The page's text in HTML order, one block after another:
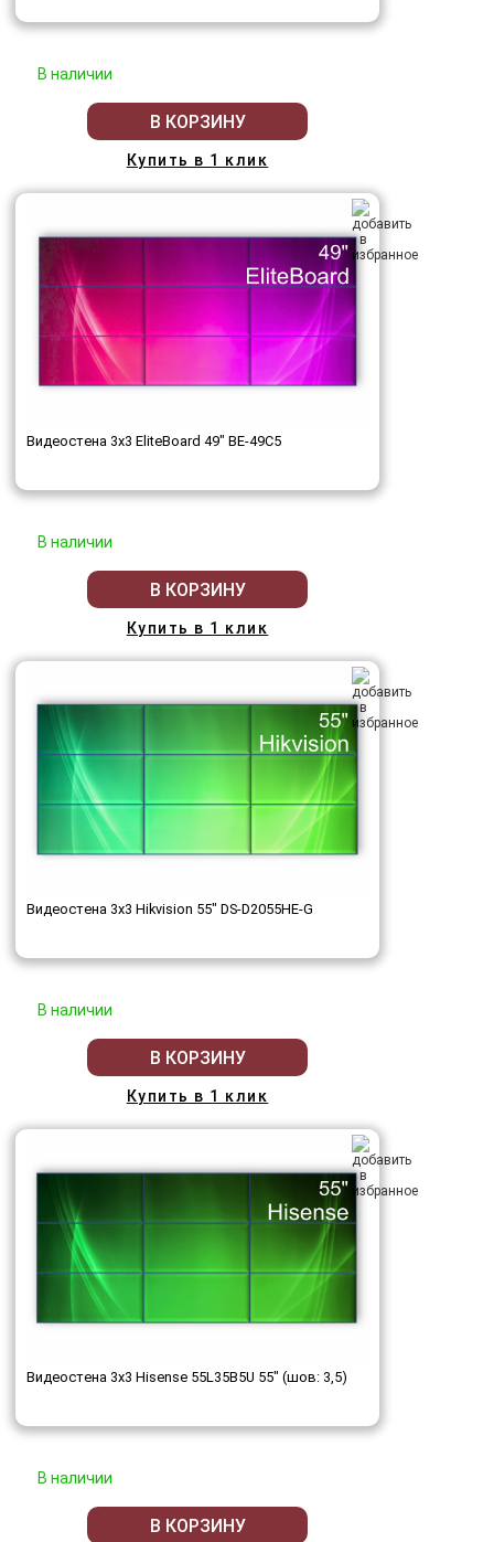
В наличии
В КОРЗИНУ
Купить в 1 клик
Видеостена 3x3 EliteBoard 49" BE-49C5
В наличии
В КОРЗИНУ
Купить в 1 клик
Видеостена 3x3 Hikvision 55" DS-D2055HE-G
В наличии
В КОРЗИНУ
Купить в 1 клик
Видеостена 3x3 Hisense 55L35B5U 55" (шов: 3,5)
В наличии
В КОРЗИНУ